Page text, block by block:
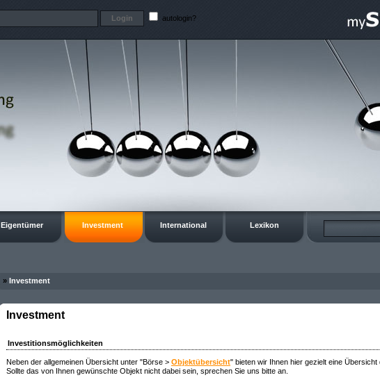
autologin?
Eigentümer Investment International Lexikon
» Investment
Investment
Investitionsmöglichkeiten
Neben der allgemeinen Übersicht unter "Börse > Objektübersicht" bieten wir Ihnen hier gezielt eine Übersicht
Sollte das von Ihnen gewünschte Objekt nicht dabei sein, sprechen Sie uns bitte an.